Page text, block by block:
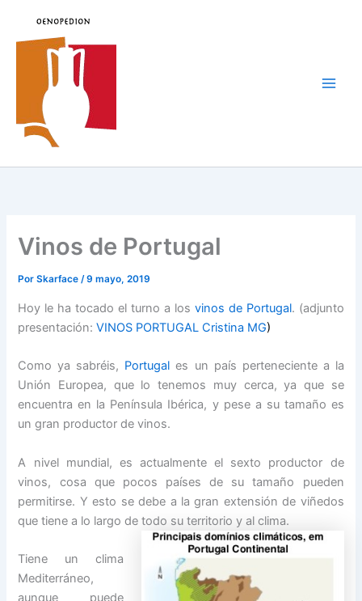
contenido
Vinos de Portugal
PorSkarface/9 mayo, 2019
Hoy le ha tocado el turno a los vinos de Portugal. (adjunto
presentación:VINOS PORTUGAL Cristina MG)
Como ya sabréis, Portugal es un país perteneciente a la
Unión Europea, que lo tenemos muy cerca, ya que se
encuentra en la Península Ibérica, y pese a su tamaño es
un gran productor de vinos.
A nivel mundial, es actualmente el sexto productor de
vinos, cosa que pocos países de su tamaño pueden
permitirse. Y esto se debe a la gran extensión de viñedos
que tiene a lo largo de todo su territorio y al clima.
Tiene un clima
Mediterráneo,
aunque puede